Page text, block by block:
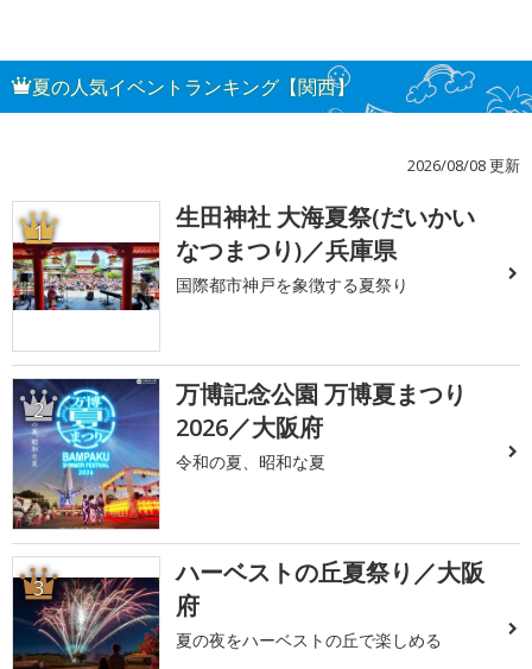
夏の人気イベントランキング【関西】
2026/08/08 更新
1
生田神社 大海夏祭(だいかい
なつまつり)／兵庫県
国際都市神戸を象徴する夏祭り
2
万博記念公園 万博夏まつり
2026／大阪府
令和の夏、昭和な夏
3
ハーベストの丘夏祭り／大阪
府
夏の夜をハーベストの丘で楽しめる